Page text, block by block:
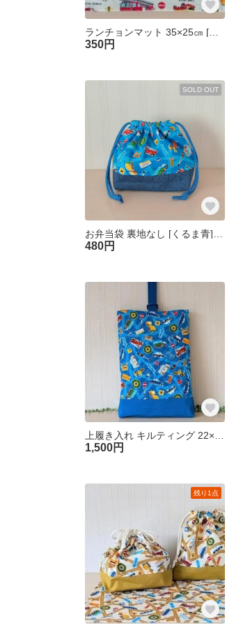
ランチョンマット 35×25㎝ [はたらく車/*アイボリー] 裏地なし 幼稚園 保育園 入園準備
350円
SOLD OUT
480円
1,500円
残り1点